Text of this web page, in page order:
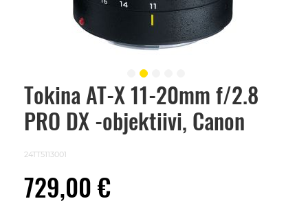
Tokina AT-X 11-20mm f/2.8
PRO DX -objektiivi, Canon
24TT5113001
729,00 €
Skip
beginning
images